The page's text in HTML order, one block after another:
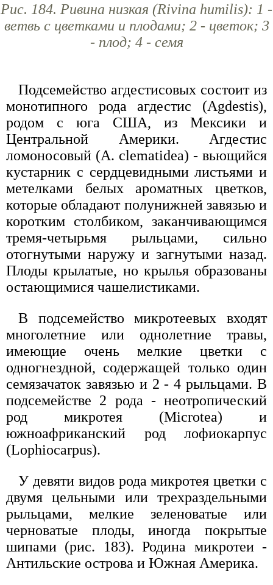
Рис. 184. Ривина низкая (Rivina humilis): 1 -
ветвь с цветками и плодами; 2 - цветок; 3
- плод; 4 - семя
Подсемейство агдестисовых состоит из
монотипного рода агдестис (Agdestis),
родом с юга США, из Мексики и
Центральной Америки. Агдестис
ломоносовый (A. clematidea) - вьющийся
кустарник с сердцевидными листьями и
метелками белых ароматных цветков,
которые обладают полунижней завязью и
коротким столбиком, заканчивающимся
тремя-четырьмя рыльцами, сильно
отогнутыми наружу и загнутыми назад.
Плоды крылатые, но крылья образованы
остающимися чашелистиками.
В подсемейство микротеевых входят
многолетние или однолетние травы,
имеющие очень мелкие цветки с
одногнездной, содержащей только один
семязачаток завязью и 2 - 4 рыльцами. В
подсемействе 2 рода - неотропический
род микротея (Microtea) и
южноафриканский род лофиокарпус
(Lophiocarpus).
У девяти видов рода микротея цветки с
двумя цельными или трехраздельными
рыльцами, мелкие зеленоватые или
черноватые плоды, иногда покрытые
шипами (рис. 183). Родина микротеи -
Антильские острова и Южная Америка.